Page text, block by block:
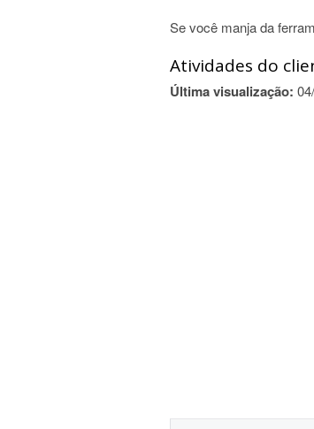
Se você manja da
Atividades do
Última visualização: